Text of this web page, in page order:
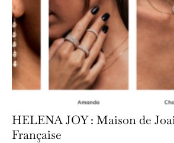
HELENA JOY : Maison de
Française